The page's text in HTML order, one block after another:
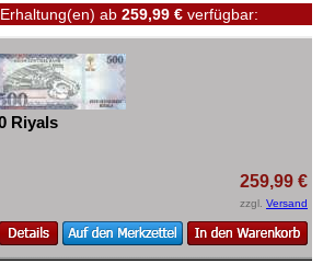
Emirate
ab 259,99 € verfügbar:
Riyals
259,99 €
zzgl. Versand